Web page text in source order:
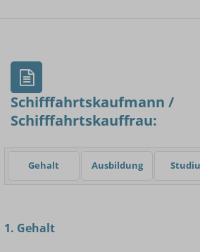
Einsteigerin /
Schifffahrtskaufmann /
Schifffahrtskauffrau:
Gehalt Ausbildung
1. Gehalt